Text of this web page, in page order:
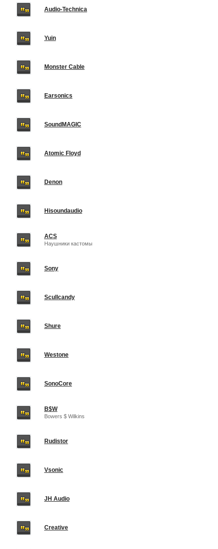
Audio-Technica
Yuin
Monster Cable
Earsonics
SoundMAGIC
Atomic Floyd
Denon
Hisoundaudio
ACS
Наушники кастомы
Sony
Scullcandy
Shure
Westone
SonoCore
B$W
Bowers $ Wilkins
Rudistor
Vsonic
JH Audio
Creative